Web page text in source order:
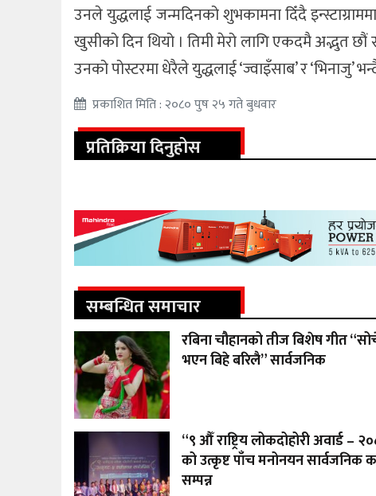
उनले युद्धलाई जन्मदिनको शुभकामना दिँदै
खुसीको दिन थियो । तिमी मेरो लागि एकदमै अद्भुत छौं
उनको पोस्टरमा धेरैले युद्धलाई ‘ज्वाइँसाब’ र
प्रकाशित मिति : २०८० पुष २५ गते बुधवार
प्रतिक्रिया दिनुहोस
सम्बन्धित समाचार
रबिना चौहानको तीज बिशेष गीत
भएन बिहे बरिलै” सार्वजनिक
“९ औँ राष्ट्रिय लोकदोहोरी अवार्ड –
को उत्कृष्ट पाँच मनोनयन सार्वजनिक
सम्पन्न